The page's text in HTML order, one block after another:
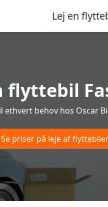
Lej en
flyttebil
ethvert behov hos Oscar
Se priser på leje af